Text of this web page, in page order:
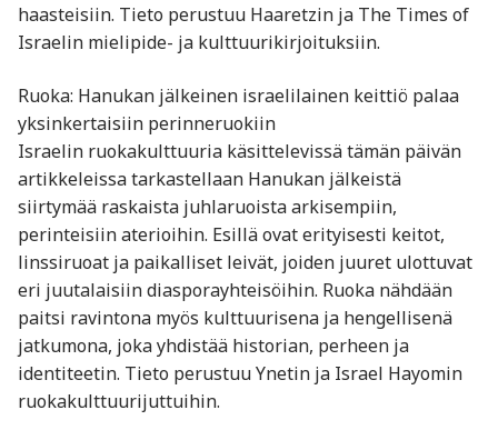
haasteisiin. Tieto perustuu Haaretzin ja The Times of
Israelin mielipide- ja kulttuurikirjoituksiin.
Ruoka: Hanukan jälkeinen israelilainen keittiö palaa
yksinkertaisiin perinneruokiin
Israelin ruokakulttuuria käsittelevissä tämän päivän
artikkeleissa tarkastellaan Hanukan jälkeistä
siirtymää raskaista juhlaruoista arkisempiin,
perinteisiin aterioihin. Esillä ovat erityisesti keitot,
linssiruoat ja paikalliset leivät, joiden juuret ulottuvat
eri juutalaisiin diasporayhteisöihin. Ruoka nähdään
paitsi ravintona myös kulttuurisena ja hengellisenä
jatkumona, joka yhdistää historian, perheen ja
identiteetin. Tieto perustuu Ynetin ja Israel Hayomin
ruokakulttuurijuttuihin.